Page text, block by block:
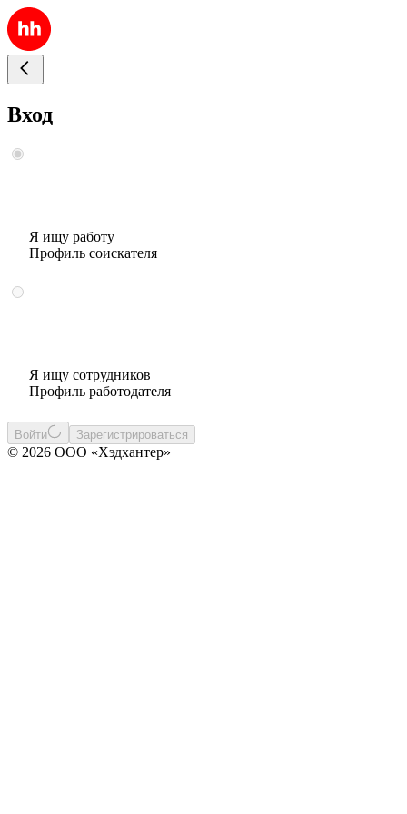
Вход
Я ищу работу
Профиль соискателя
Я ищу сотрудников
Профиль работодателя
Войти Зарегистрироваться
© 2026 ООО «Хэдхантер»